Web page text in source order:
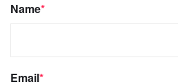
Name*
Email*